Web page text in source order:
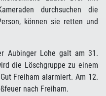
durchsuchen die
können sie retten und
Aubinger Lohe galt am 31.
die Löschgruppe zu einem
Freiham alarmiert. Am 12.
nach Freiham.